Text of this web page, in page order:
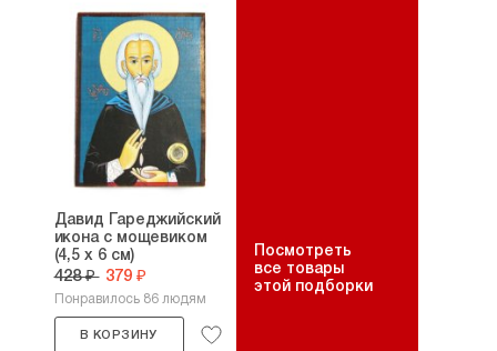
Давид Гареджийский
икона с мощевиком
(4,5 х 6 см)
428 ₽ 379 ₽
Понравилось 86 людям
В КОРЗИНУ
Посмотреть
все товары
этой подборки